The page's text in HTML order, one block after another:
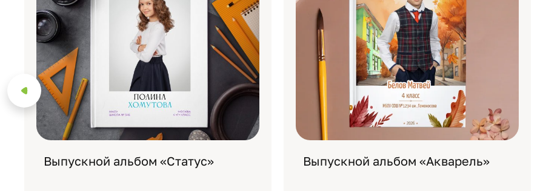
Выпускной альбом «Статус» Выпускной альбом «Акварель»